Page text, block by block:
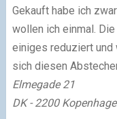
Gekauft habe ich
wollen ich einmal.
einiges reduziert und
sich diesen
Elmegade 21
DK - 2200